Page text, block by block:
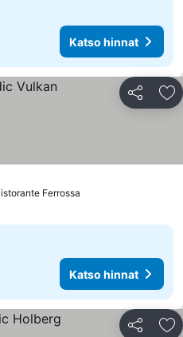
Katso hinnat
Jaa
Ferrossa
Katso hinnat
Jaa